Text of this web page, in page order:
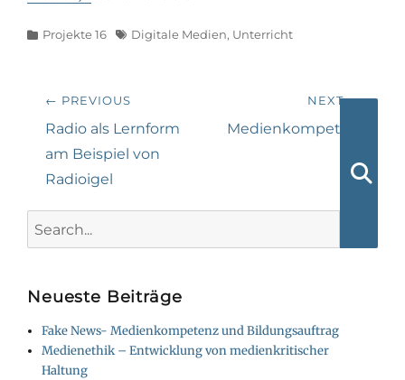
Categories
Projekte 16 TagsDigitale Medien, Unterricht
Beitragsnavigation
← PREVIOUS
Previous
post:
Radio als Lernform
am Beispiel von
Radioigel
NEXT →
Next
Medienkompeten
for:
Neueste Beiträge
Fake News- Medienkompetenz und Bildungsauftrag
Medienethik – Entwicklung von medienkritischer
Haltung